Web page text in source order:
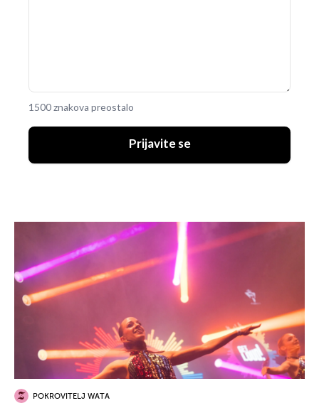
1500 znakova preostalo
Prijavite se
POKROVITELJ WATA
UKLJUČITE NOTIFIKACIJE